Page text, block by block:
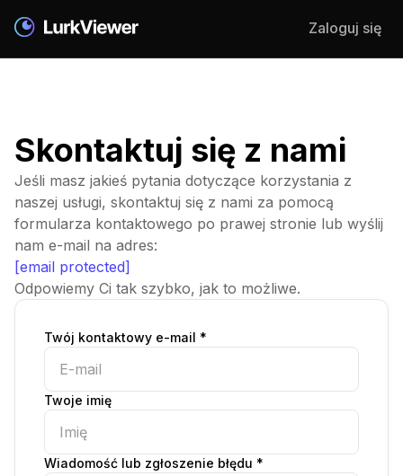
Zaloguj się
Skontaktuj się z nami
Jeśli masz jakieś pytania dotyczące korzystania z
naszej usługi, skontaktuj się z nami za pomocą
formularza kontaktowego po prawej stronie lub wyślij
nam e-mail na adres:
[email protected]
Odpowiemy Ci tak szybko, jak to możliwe.
Twój kontaktowy e-mail *
Twoje imię
Wiadomość lub zgłoszenie błędu *